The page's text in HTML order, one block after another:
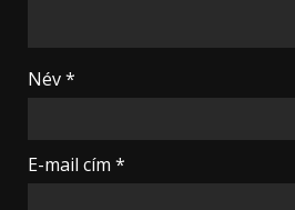
Név*
E-mail cím *